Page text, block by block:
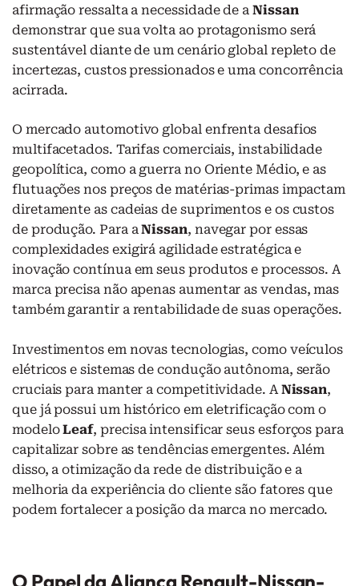
afirmação ressalta a necessidade de a Nissan
demonstrar que sua volta ao protagonismo será
sustentável diante de um cenário global repleto de
incertezas, custos pressionados e uma concorrência
acirrada.
O mercado automotivo global enfrenta desafios
multifacetados. Tarifas comerciais, instabilidade
geopolítica, como a guerra no Oriente Médio, e as
flutuações nos preços de matérias-primas impactam
diretamente as cadeias de suprimentos e os custos
de produção. Para aNissan, navegar por essas
complexidades exigirá agilidade estratégica e
inovação contínua em seus produtos e processos. A
marca precisa não apenas aumentar as vendas, mas
também garantir a rentabilidade de suas operações.
Investimentos em novas tecnologias, como veículos
elétricos e sistemas de condução autônoma, serão
cruciais para manter a competitividade. A Nissan,
que já possui um histórico em eletrificação com o
modeloLeaf, precisa intensificar seus esforços para
capitalizar sobre as tendências emergentes. Além
disso, a otimização da rede de distribuição e a
melhoria da experiência do cliente são fatores que
podem fortalecer a posição da marca no mercado.